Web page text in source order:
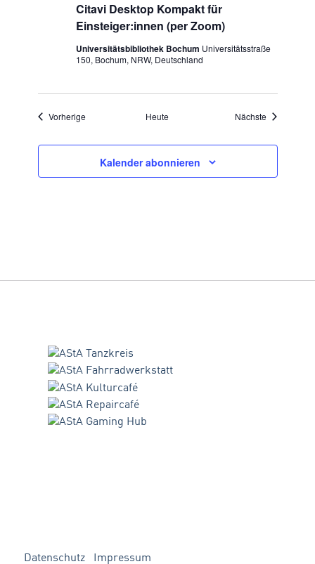
Citavi Desktop Kompakt für
Einsteiger:innen (per Zoom)
Universitätsbibliothek Bochum Universitätsstraße
150, Bochum, NRW, Deutschland
VorherigeVeranstaltungenHeute Nächste
Kalender abonnieren
Datenschutz Impressum